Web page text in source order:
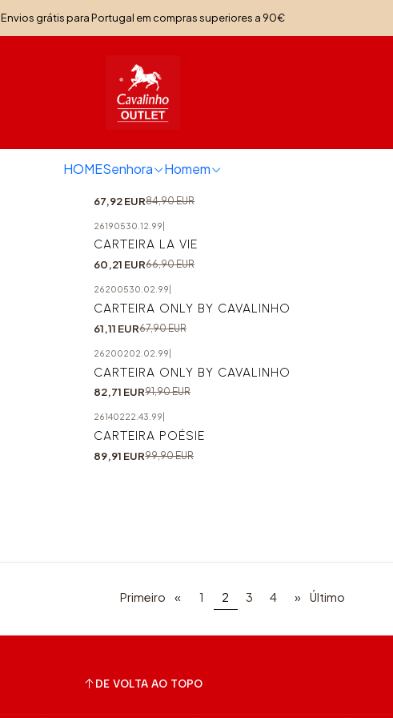
HOMESenhora Homem
Envios grátis para Portugal em compras superiores a 90€
Início Senhora Acessórios Senhora
Acessórios Senhora
-20%
67,92 EUR84,90 EUR
26190530.12.99|
CARTEIRA LA VIE
60,21 EUR66,90 EUR
26200530.02.99
CARTEIRA ONLY BY CAVALINHO
61,11 EUR67,90 EUR
26200202.02.99|
CARTEIRA ONLY BY CAVALINHO
82,71 EUR91,90 EUR
26140222.43.99
CARTEIRA POÉSIE
89,91 EUR99,90 EUR
Primeiro « 1 2 3 4 » Último
DE VOLTA AO TOPO